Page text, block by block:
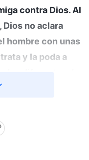
contra Dios. Al
no aclara
hombre con unas
y la poda a
pueden ser
por
este tipo
través de este